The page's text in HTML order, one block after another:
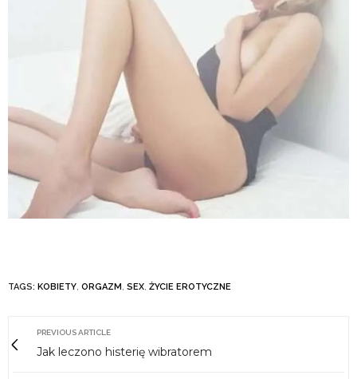
TAGS: KOBIETY, ORGAZM , SEX, ŻYCIE EROTYCZNE
PREVIOUS ARTICLE
Jak leczono histerię wibratorem